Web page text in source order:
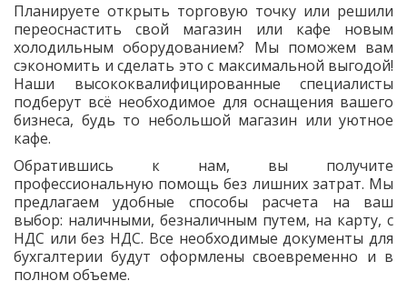
Планируете открыть торговую точку или решили
переоснастить свой магазин или кафе новым
холодильным оборудованием? Мы поможем вам
сэкономить и сделать это с максимальной выгодой!
Наши высококвалифицированные специалисты
подберут всё необходимое для оснащения вашего
бизнеса, будь то небольшой магазин или уютное
кафе.
Обратившись к нам, вы получите
профессиональную помощь без лишних затрат. Мы
предлагаем удобные способы расчета на ваш
выбор: наличными, безналичным путем, на карту, с
НДС или без НДС. Все необходимые документы для
бухгалтерии будут оформлены своевременно и в
полном объеме.